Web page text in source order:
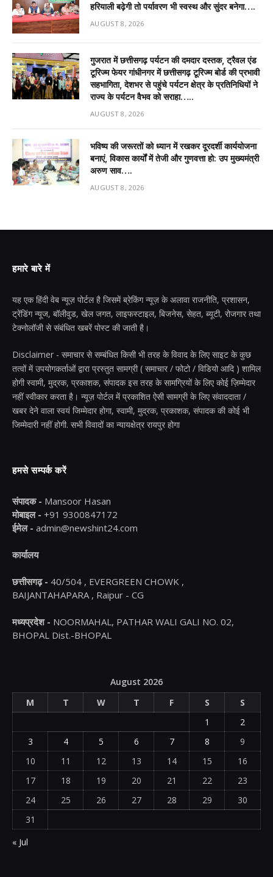
हरियाली बढ़ेगी तो पर्यावरण भी स्वस्थ और सुंदर बनेगा….
AUGUST 8, 2026
गुजरात में छत्तीसगढ़ पर्यटन की दमदार दस्तक, ट्रैवल एंड
टूरिज्म फेयर गांधीनगर में छत्तीसगढ़ टूरिज्म बोर्ड की प्रभावी
सहभागिता, देशभर से पहुंचे पर्यटन क्षेत्र के प्रतिनिधियों ने
राज्य के पर्यटन वैभव को सराहा…..
AUGUST 8, 2026
भविष्य की जरूरतों को ध्यान में रखकर दूरदर्शी कार्ययोजना
बनाएं, विकास कार्यों में तेजी और गुणवत्ता हो: उप मुख्यमंत्री
अरुण साव….
AUGUST 8, 2026
हमारे बारे में
यह एक हिंदी वेब न्यूज़ पोर्टल है जिसमें ब्रेकिंग न्यूज़ के अलावा राजनीति, प्रशासन,
ट्रेंडिंग न्यूज, बॉलीवुड, खेल जगत, लाइफस्टाइल, बिजनेस, सेहत, ब्यूटी, रोजगार तथा
टेक्नोलॉजी से संबंधित खबरें पोस्ट की जाती है।
Disclaimer - समाचार से सम्बंधित किसी भी तरह के विवाद के लिए साइट के कुछ
तत्वों में उपयोगकर्ताओं द्वारा प्रस्तुत सामग्री ( समाचार / फोटो / विडियो आदि ) शामिल
होगी स्वामी, मुद्रक, प्रकाशक, संपादक इस तरह के सामग्रियों के लिए कोई ज़िम्मेदार
नहीं स्वीकार करता है। न्यूज़ पोर्टल में प्रकाशित ऐसी सामग्री के लिए संवाददाता /
खबर देने वाला स्वयं जिम्मेदार होगा, स्वामी, मुद्रक, प्रकाशक, संपादक की कोई भी
जिम्मेदारी नहीं होगी. सभी विवादों का न्यायक्षेत्र रायपुर होगा
हमसे सम्पर्क करें
संपादक - Mansoor Hasan
मोबाइल - +91 9300847172
ईमेल - admin@newshint24.com
कार्यालय
छत्तीसगढ़ - 40/504 , EVERGREEN CHOWK ,
BAIJANTAHAPARA , Raipur - CG
मध्यप्रदेश - NOORMAHAL, PATHAR WALI GALI NO. 02,
BHOPAL Dist.-BHOPAL
August 2026
M
T W T F S
S
1
2
3
4 5 6 7 8
9
10
11 12 13 14 15
16
17
18 19 20 21 22
23
24
25 26 27 28 29
30
31
« Jul